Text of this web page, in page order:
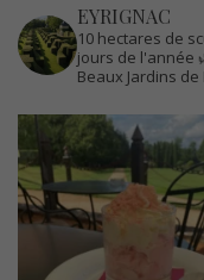
EYRIGNAC
10 hectares de
jours de l'année
Beaux Jardins de